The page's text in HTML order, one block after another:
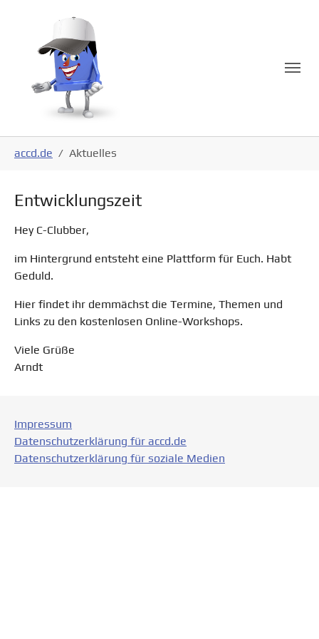
accd.de Aktuelles
Entwicklungszeit
Hey C-Clubber,
im Hintergrund entsteht eine Plattform für Euch. Habt
Geduld.
Hier findet ihr demmächst die Termine, Themen und
Links zu den kostenlosen Online-Workshops.
Viele Grüße
Arndt
Impressum
Datenschutzerklärung für accd.de
Datenschutzerklärung für soziale Medien